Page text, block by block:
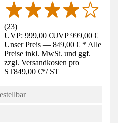
(23)
UVP: 999,00 €UVP999,00 €
Unser Preis — 849,00 € * Alle
Preise inkl. MwSt. und ggf.
zzgl. Versandkosten pro
ST849,00 €*/ ST